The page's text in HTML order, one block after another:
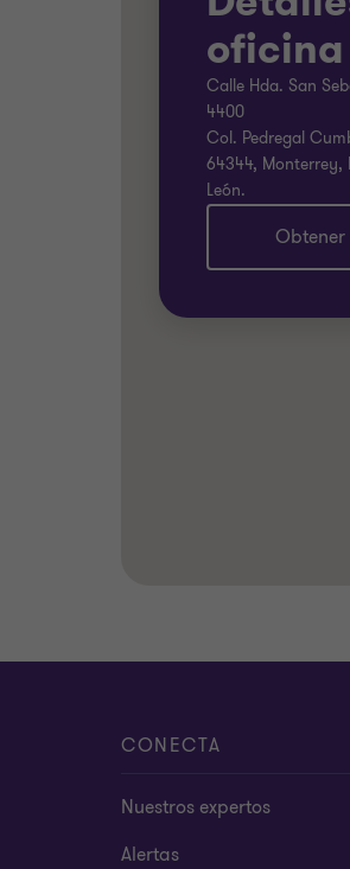
oficina
Calle Hda. San
4400
Col. Pedregal
64344, Monterrey,
León.
Obtener
CONECTA
Nuestros expertos
Alertas